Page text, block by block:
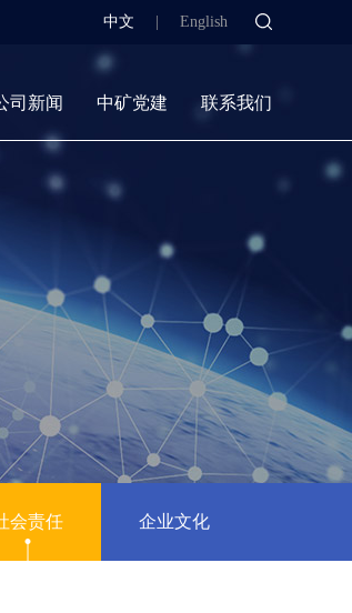
中文 English
司新闻 中矿党建 联系我们
会责任 企业文化